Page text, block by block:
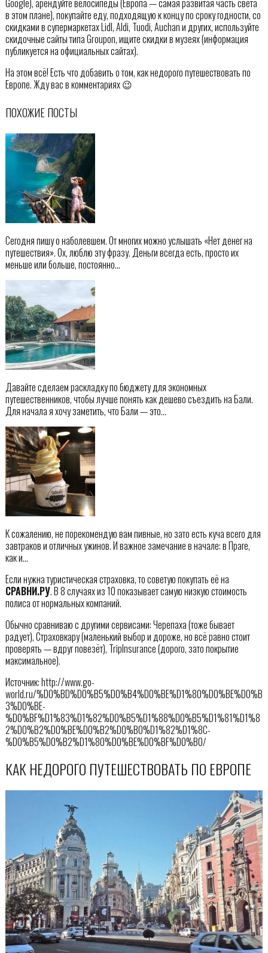
Google), арендуйте велосипеды (Европа — самая развитая часть света
в этом плане), покупайте еду, подходящую к концу по сроку годности, со
скидками в супермаркетах Lidl, Aldi, Tuodi, Auchan и других, используйте
скидочные сайты типа Groupon, ищите скидки в музеях (информация
публикуется на официальных сайтах).
На этом всё! Есть что добавить о том, как недорого путешествовать по
Европе. Жду вас в комментариях 😉
ПОХОЖИЕ ПОСТЫ
Сегодня пишу о наболевшем. От многих можно услышать «Нет денег на
путешествия». Ох, люблю эту фразу. Деньги всегда есть, просто их
меньше или больше, постоянно…
Давайте сделаем раскладку по бюджету для экономных
путешественников, чтобы лучше понять как дешево съездить на Бали.
Для начала я хочу заметить, что Бали — это…
К сожалению, не порекомендую вам пивные, но зато есть куча всего для
завтраков и отличных ужинов. И важное замечание в начале: в Праге,
как и…
Если нужна туристическая страховка, то советую покупать её на
СРАВНИ.РУ. В 8 случаях из 10 показывает самую низкую стоимость
полиса от нормальных компаний.
Обычно сравниваю с другими сервисами: Черепаха (тоже бывает
радует), Страховкару (маленький выбор и дороже, но всё равно стоит
проверять — вдруг повезёт), TripInsurance (дорого, зато покрытие
максимальное).
Источник: http://www.go-
world.ru/%D0%BD%D0%B5%D0%B4%D0%BE%D1%80%D0%BE%D0%B
3%D0%BE-
%D0%BF%D1%83%D1%82%D0%B5%D1%88%D0%B5%D1%81%D1%8
2%D0%B2%D0%BE%D0%B2%D0%B0%D1%82%D1%8C-
%D0%B5%D0%B2%D1%80%D0%BE%D0%BF%D0%B0/
КАК НЕДОРОГО ПУТЕШЕСТВОВАТЬ ПО ЕВРОПЕ